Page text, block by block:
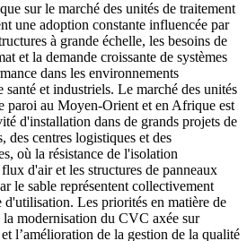
sur le marché des unités de traitement
une adoption constante influencée par
à grande échelle, les besoins de
et la demande croissante de systèmes
dans les environnements
et industriels. Le marché des unités
paroi au Moyen-Orient et en Afrique est
d'installation dans de grands projets de
des centres logistiques et des
où la résistance de l'isolation
d'air et les structures de panneaux
le sable représentent collectivement
d'utilisation. Les priorités en matière de
modernisation du CVC axée sur
l’amélioration de la gestion de la qualité